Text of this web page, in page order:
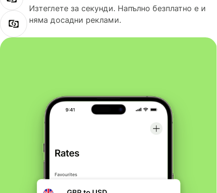
Изтеглете за секунди. Напълно безплатно е и
няма досадни реклами.